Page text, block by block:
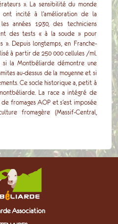
». La sensibilité du monde
incité à l’amélioration de la
années 1930, des techniciens
des tests « à la soude » pour
». Depuis longtemps, en Franche-
à partir de 250 000 cellules /ml.
si la Montbéliarde démontre une
au-dessus de la moyenne et si
Ce socle historique a, petit à
La race a intégré de
fromages AOP et s’est imposée
fromagère (Massif-Central,
Association